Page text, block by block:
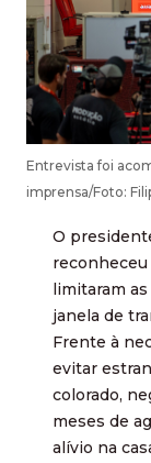
Entrevista foi
imprensa/Foto:
O
limitaram
janela de
Frente à
evitar
colorado,
meses de
alívio na